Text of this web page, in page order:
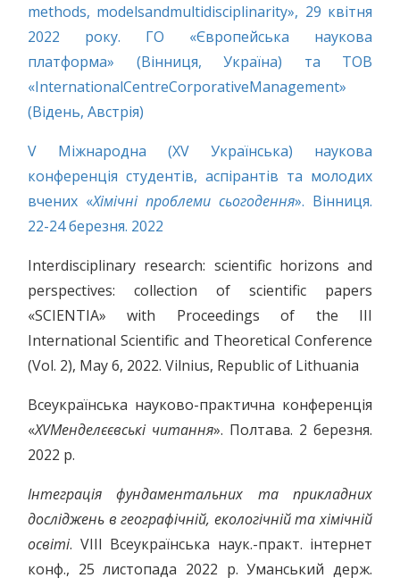
methods, modelsandmultidisciplinarity», 29 квітня
2022 року. ГО «Європейська наукова
платформа» (Вінниця, Україна) та ТОВ
«InternationalCentreCorporativeManagement»
(Відень, Австрія)
V Міжнародна (ХV Українська) наукова
конференція студентів, аспірантів та молодих
вчених «Хімічні проблеми сьогодення». Вінниця.
22-24 березня. 2022
Interdisciplinary research: scientific horizons and
perspectives: collection of scientific papers
«SCIENTIA» with Proceedings of the III
International Scientific and Theoretical Conference
(Vol. 2), May 6, 2022. Vilnius, Republic of Lithuania
Всеукраїнська науково-практична конференція
«ХVМенделєєвські читання». Полтава. 2 березня.
2022 р.
Інтеграція фундаментальних та прикладних
досліджень в географічній, екологічній та хімічній
освіті. VIIІ Всеукраїнська наук.-практ. інтернет
конф., 25 листопада 2022 р. Уманський держ.